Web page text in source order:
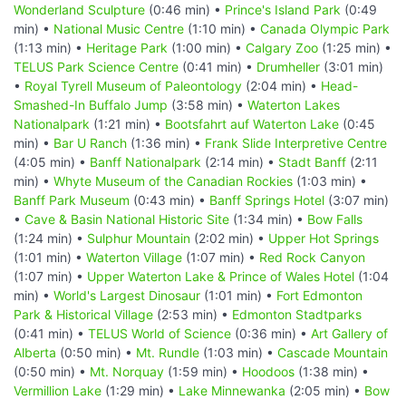
Wonderland Sculpture (0:46 min) • Prince's Island Park (0:49
min) • National Music Centre (1:10 min) • Canada Olympic Park
(1:13 min) • Heritage Park (1:00 min) • Calgary Zoo (1:25 min) •
TELUS Park Science Centre (0:41 min) • Drumheller (3:01 min)
• Royal Tyrell Museum of Paleontology (2:04 min) • Head-
Smashed-In Buffalo Jump (3:58 min) • Waterton Lakes
Nationalpark (1:21 min) • Bootsfahrt auf Waterton Lake (0:45
min) • Bar U Ranch (1:36 min) • Frank Slide Interpretive Centre
(4:05 min) • Banff Nationalpark (2:14 min) • Stadt Banff (2:11
min) • Whyte Museum of the Canadian Rockies (1:03 min) •
Banff Park Museum (0:43 min) • Banff Springs Hotel (3:07 min)
• Cave & Basin National Historic Site (1:34 min) • Bow Falls
(1:24 min) • Sulphur Mountain (2:02 min) • Upper Hot Springs
(1:01 min) • Waterton Village (1:07 min) • Red Rock Canyon
(1:07 min) • Upper Waterton Lake & Prince of Wales Hotel (1:04
min) • World's Largest Dinosaur (1:01 min) • Fort Edmonton
Park & Historical Village (2:53 min) • Edmonton Stadtparks
(0:41 min) • TELUS World of Science (0:36 min) • Art Gallery of
Alberta (0:50 min) • Mt. Rundle (1:03 min) • Cascade Mountain
(0:50 min) • Mt. Norquay (1:59 min) • Hoodoos (1:38 min) •
Vermillion Lake (1:29 min) • Lake Minnewanka (2:05 min) • Bow